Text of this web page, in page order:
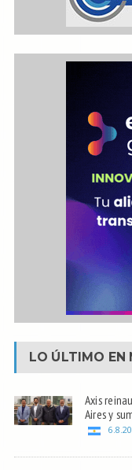
LO ÚLTIMO EN
Axis
Aires y